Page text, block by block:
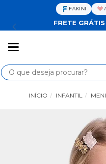
FAKINI
FRETE
Busca
INÍCIO INFANTIL